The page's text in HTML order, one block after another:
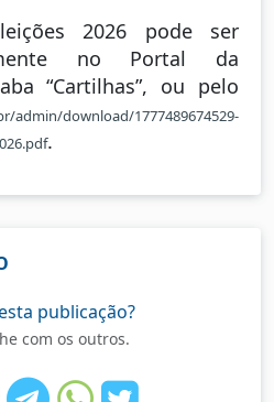
2026 pode ser
no Portal da
“Cartilhas”, ou pelo
admin/download/1777489674529-
.
publicação?
com os outros.